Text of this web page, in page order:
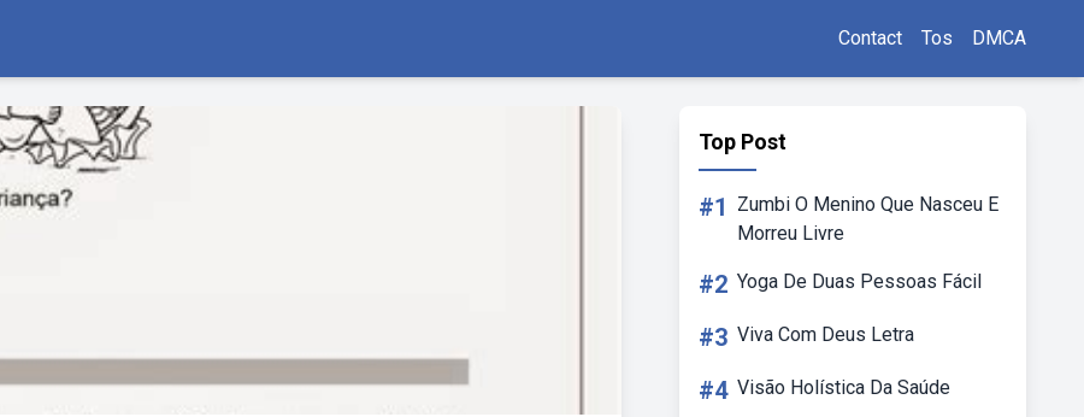
Contact Tos DMCA
Top Post
#1
Zumbi O Menino Que Nasceu E
Morreu Livre
#2 Yoga De Duas Pessoas Fácil
#3 Viva Com Deus Letra
#4 Visão Holística Da Saúde